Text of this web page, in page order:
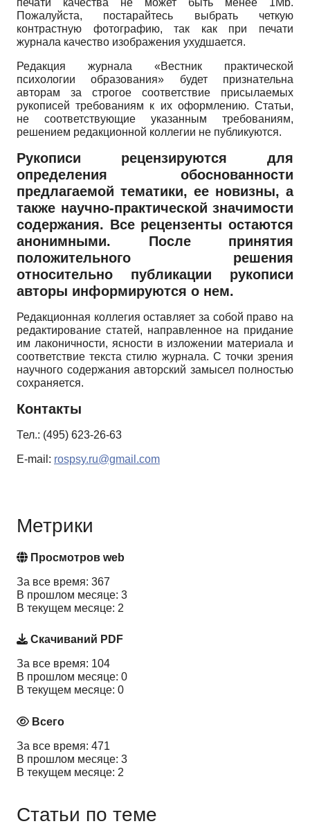
печати качества не может быть менее 1Mb.
Пожалуйста, постарайтесь выбрать четкую
контрастную фотографию, так как при печати
журнала качество изображения ухудшается.
Редакция журнала «Вестник практической
психологии образования» будет признательна
авторам за строгое соответствие присылаемых
рукописей требованиям к их оформлению. Статьи,
не соответствующие указанным требованиям,
решением редакционной коллегии не публикуются.
Рукописи рецензируются для
определения обоснованности
предлагаемой тематики, ее новизны, а
также научно-практической значимости
содержания. Все рецензенты остаются
анонимными. После принятия
положительного решения
относительно публикации рукописи
авторы информируются о нем.
Редакционная коллегия оставляет за собой право на
редактирование статей, направленное на придание
им лаконичности, ясности в изложении материала и
соответствие текста стилю журнала. С точки зрения
научного содержания авторский замысел полностью
сохраняется.
Контакты
Тел.: (495) 623-26-63
E-mail: rospsy.ru@gmail.com
Метрики
Просмотров web
За все время: 367
В прошлом месяце: 3
В текущем месяце: 2
Скачиваний PDF
За все время: 104
В прошлом месяце: 0
В текущем месяце: 0
Всего
За все время: 471
В прошлом месяце: 3
В текущем месяце: 2
Статьи по теме